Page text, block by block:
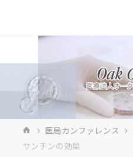
キ
ホ
ー
医局カンファレンス
サンチンの効果